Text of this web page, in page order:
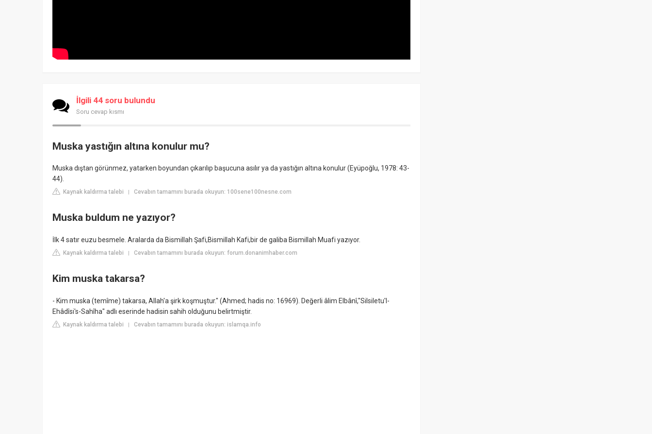
İlgili 44 soru bulundu
Soru cevap kısmı
Muska yastığın altına konulur mu?
Muska dıştan görünmez, yatarken boyundan çıkarılıp başucuna asılır ya da yastığın altına konulur (Eyüpoğlu, 1978: 43-
44).
Kaynak kaldırma talebi | Cevabın tamamını burada okuyun: 100sene100nesne.com
Muska buldum ne yazıyor?
İlk 4 satır euzu besmele. Aralarda da Bismillah Şafi,Bismillah Kafi,bir de galiba Bismillah Muafi yazıyor.
Kaynak kaldırma talebi | Cevabın tamamını burada okuyun: forum.donanimhaber.com
Kim muska takarsa?
- Kim muska (temîme) takarsa, Allah'a şirk koşmuştur." (Ahmed; hadis no: 16969). Değerli âlim Elbânî,"Silsiletu'l-
Ehâdîsi's-Sahîha" adlı eserinde hadisin sahih olduğunu belirtmiştir.
Kaynak kaldırma talebi | Cevabın tamamını burada okuyun: islamqa.info